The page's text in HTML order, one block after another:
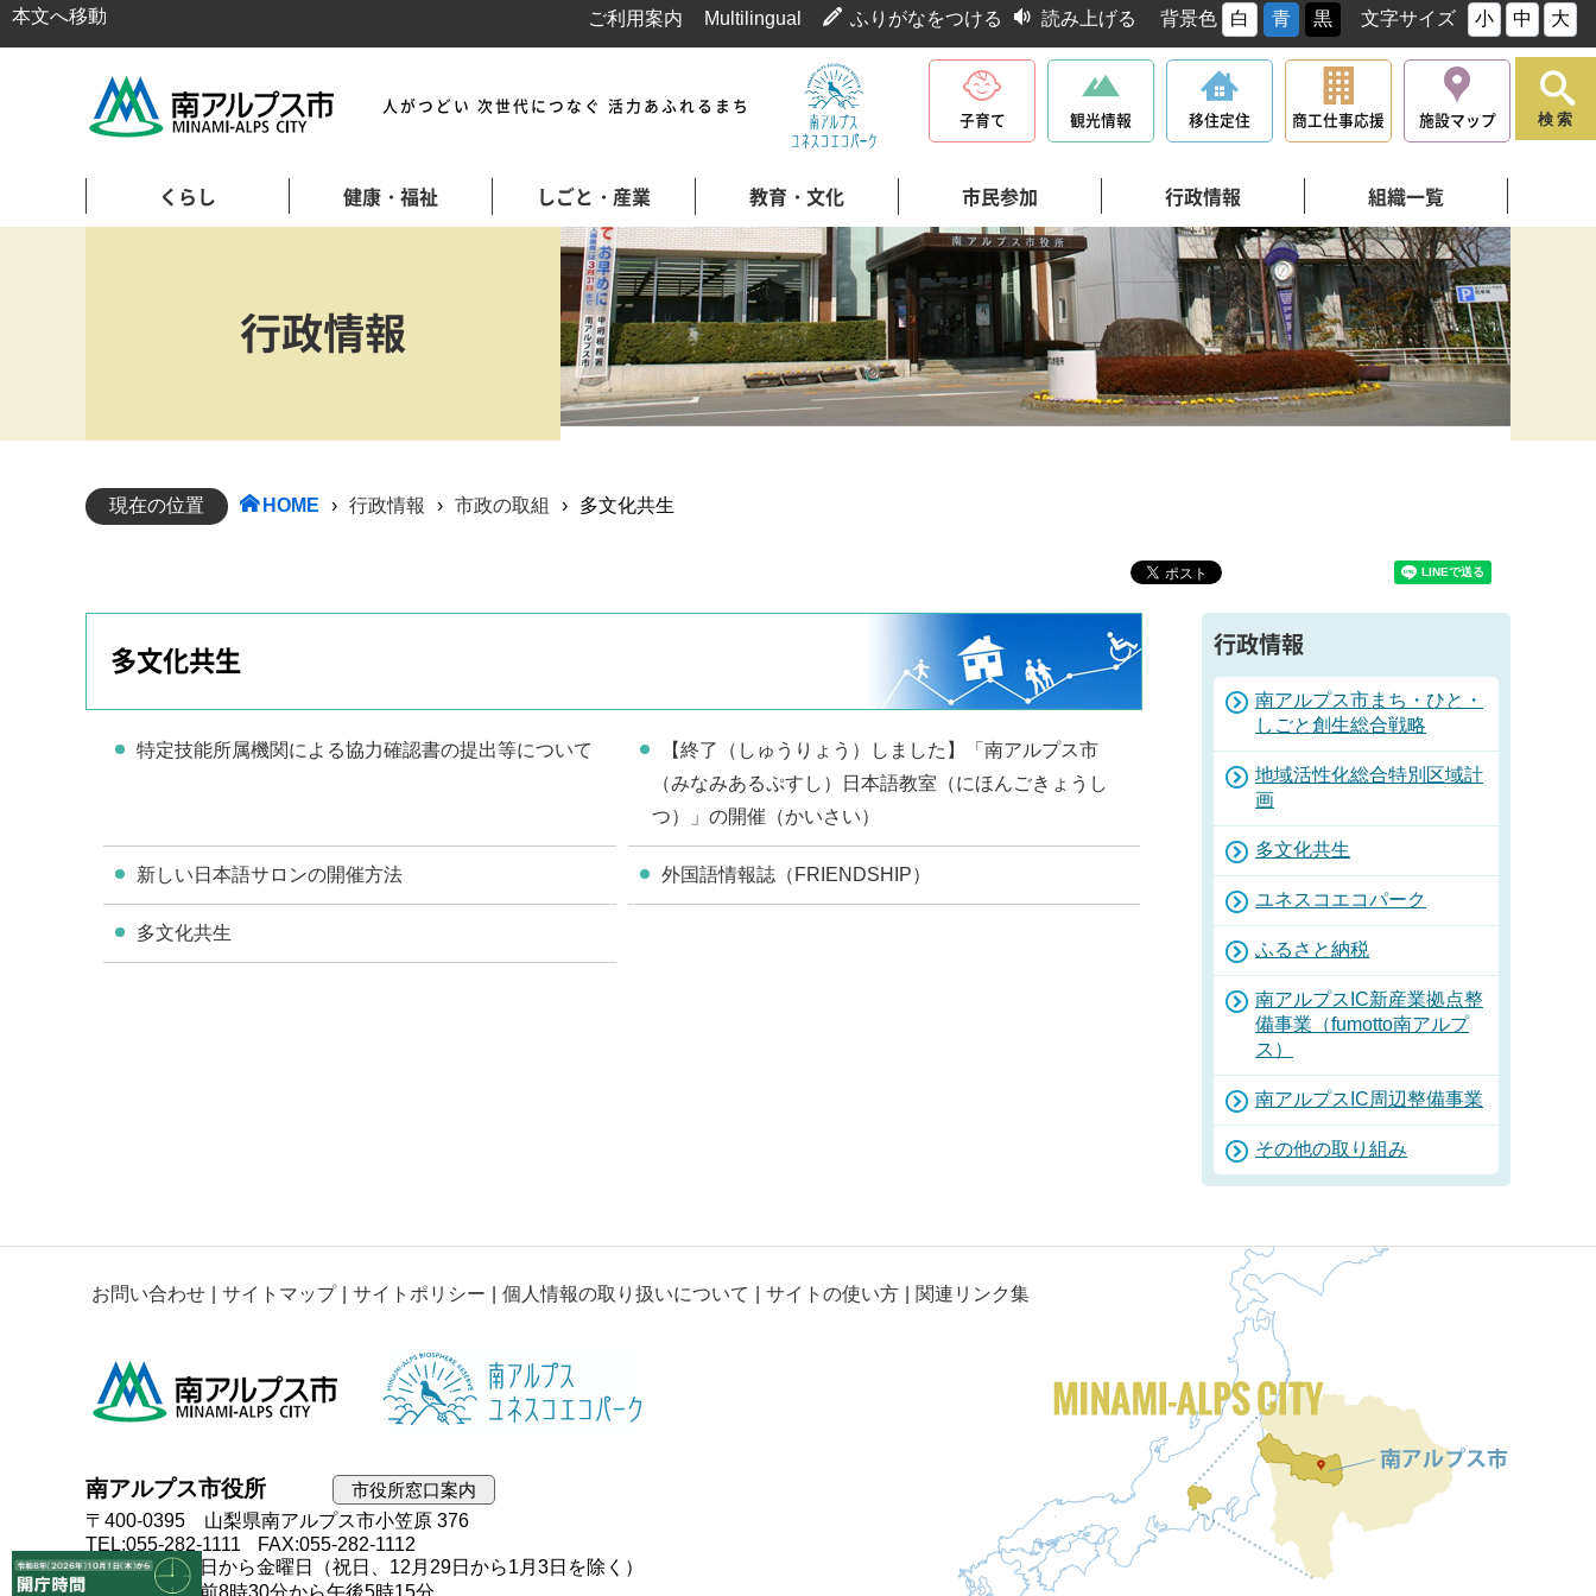
本文へ移動 ご利用案内 Multilingual ふりがなをつける 読み上げる 背景色 白 青 黒 文字サイズ 小 中 大
人がつどい 次世代につなぐ 活力あふれるまち
子育て 観光情報 移住定住 商工仕事応援 施設マップ
くらし 健康・福祉 しごと・産業 教育・文化 市民参加 行政情報 組織一覧
検索
行政情報
現在の位置 HOME › 行政情報 › 市政の取組 › 多文化共生
多文化共生
特定技能所属機関による協力確認書の提出等について
【終了（しゅうりょう）しました】「南アルプス市
（みなみあるぷすし）日本語教室（にほんごきょうし
つ）」の開催（かいさい）
新しい日本語サロンの開催方法 外国語情報誌（FRIENDSHIP）
多文化共生
行政情報
南アルプス市まち・ひと・
しごと創生総合戦略
地域活性化総合特別区域計
画
多文化共生
ユネスコエコパーク
ふるさと納税
南アルプスIC新産業拠点整
備事業（fumotto南アルプ
ス）
南アルプスIC周辺整備事業
その他の取り組み
お問い合わせ サイトマップ サイトポリシー 個人情報の取り扱いについて サイトの使い方 関連リンク集
南アルプス市役所
市役所窓口案内
〒400-0395 山梨県南アルプス市小笠原 376
TEL:055-282-1111
FAX:055-282-1112
開庁日：月曜日から金曜日（祝日、12月29日から1月3日を除く）
開庁時間：午前8時30分から午後5時15分